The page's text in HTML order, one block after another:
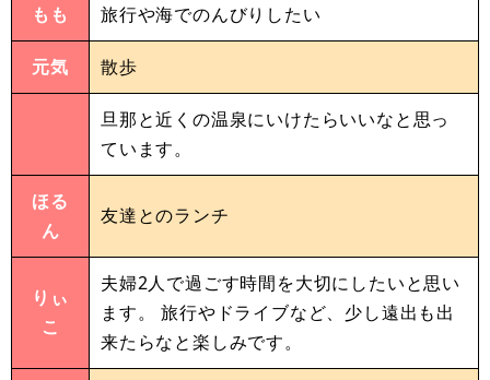
もも 旅行や海でのんびりしたい
元気 散歩
旦那と近くの温泉にいけたらいいなと思っ
ています。
ほる
ん
友達とのランチ
りぃ
こ
夫婦2人で過ごす時間を大切にしたいと思い
ます。 旅行やドライブなど、少し遠出も出
来たらなと楽しみです。